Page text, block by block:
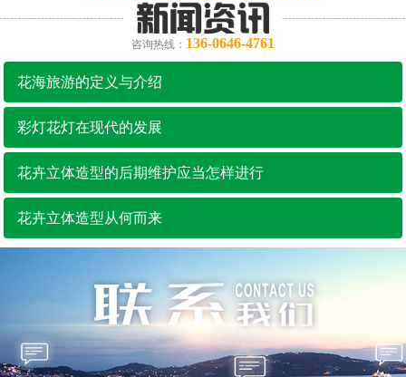
咨询热线： 136-0646-4761
花海旅游的定义与介绍
彩灯花灯在现代的发展
花卉立体造型的后期维护应当怎样进行
花卉立体造型从何而来